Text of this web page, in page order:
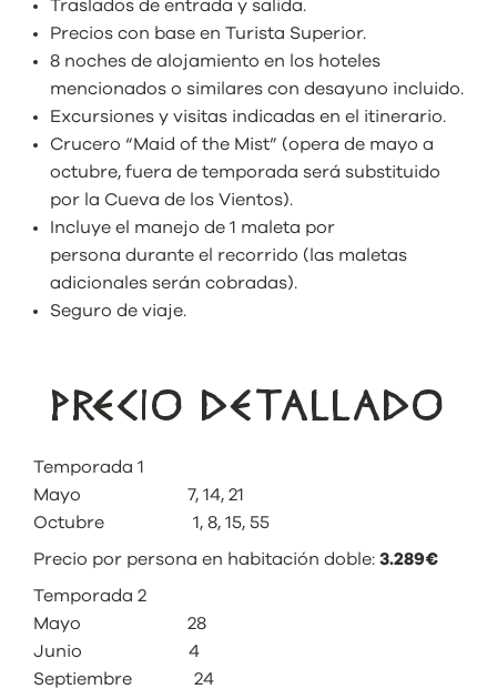
Traslados de entrada y salida.
Precios con base en Turista Superior.
8 noches de alojamiento en los hoteles
mencionados o similares con desayuno incluido.
Excursiones y visitas indicadas en el itinerario.
Crucero “Maid of the Mist” (opera de mayo a
octubre, fuera de temporada será substituido
por la Cueva de los Vientos).
Incluye el manejo de 1 maleta por
persona durante el recorrido (las maletas
adicionales serán cobradas).
Seguro de viaje.
PRECIO DETALLADO
Temporada 1
Mayo 7, 14, 21
Octubre 1, 8, 15, 55
Precio por persona en habitación doble: 3.289€
Temporada 2
Mayo 28
Junio 4
Septiembre 24